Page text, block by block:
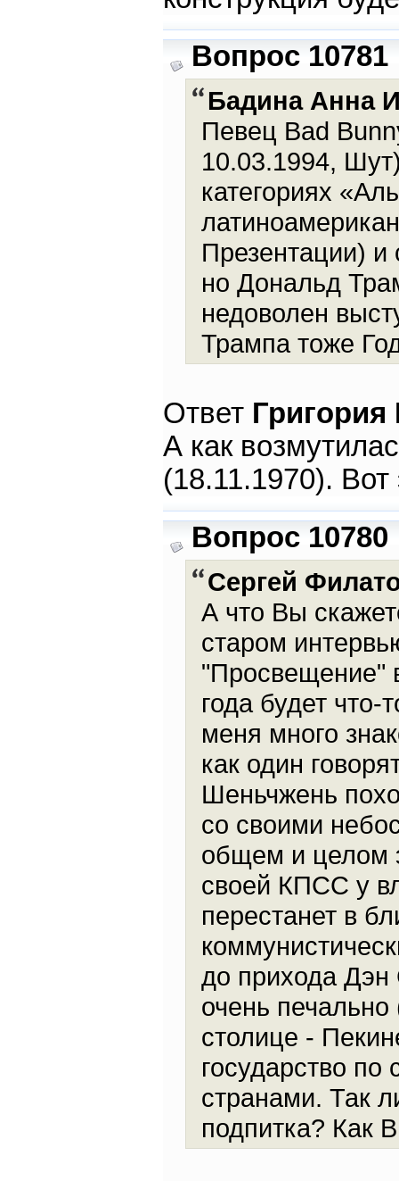
Вопрос 10781
Бадина Анна
Певец Bad
10.03.1994,
категориях
Презентации)
но Дональд
недоволен
Трампа тоже
Ответ
А как
(18.11.1970).
Вопрос 10780
Сергей
А что Вы
старом
"Просвещение"
года будет
меня много
как один
Шеньчжень
со своими
общем и целом
своей КПСС у
перестанет в
до прихода Дэн
очень
столице -
государство
странами. Так
подпитка? Как